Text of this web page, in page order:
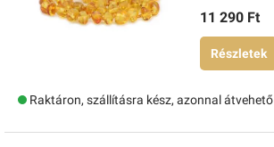
11 290 Ft
Részletek
Raktáron, szállításra kész, azonnal átvehető